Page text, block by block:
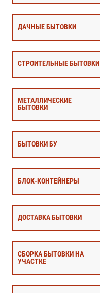
ДАЧНЫЕ БЫТОВКИ
СТРОИТЕЛЬНЫЕ БЫТОВКИ
МЕТАЛЛИЧЕСКИЕ
БЫТОВКИ
БЫТОВКИ БУ
БЛОК-КОНТЕЙНЕРЫ
ДОСТАВКА БЫТОВКИ
СБОРКА БЫТОВКИ НА
УЧАСТКЕ